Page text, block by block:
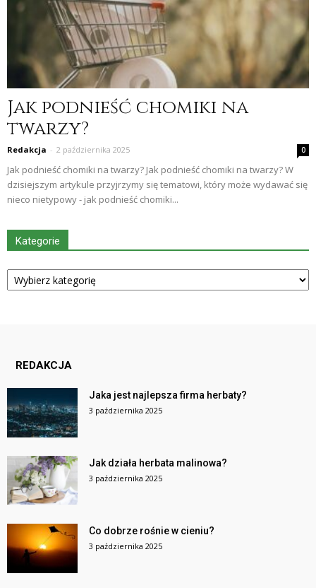
Jak podnieść chomiki na
twarzy?
Redakcja - 2 października 2025 0
Jak podnieść chomiki na twarzy? Jak podnieść chomiki na twarzy? W
dzisiejszym artykule przyjrzymy się tematowi, który może wydawać się
nieco nietypowy - jak podnieść chomiki...
Kategorie
Kategorie
REDAKCJA
Jaka jest najlepsza firma herbaty?
3 października 2025
Jak działa herbata malinowa?
3 października 2025
Co dobrze rośnie w cieniu?
3 października 2025